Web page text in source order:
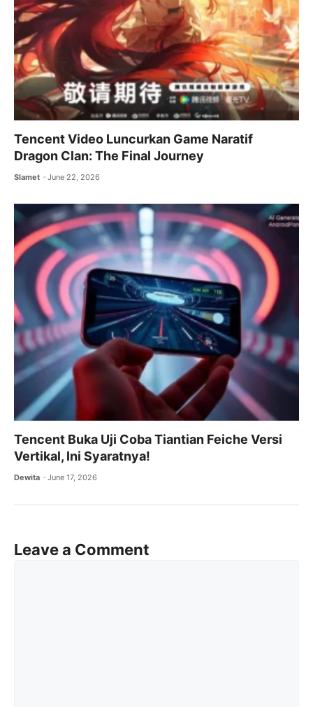
Tencent Video Luncurkan Game Naratif
Dragon Clan: The Final Journey
Slamet June 22, 2026
Tencent Buka Uji Coba Tiantian Feiche Versi
Vertikal, Ini Syaratnya!
Dewita June 17, 2026
Leave a Comment